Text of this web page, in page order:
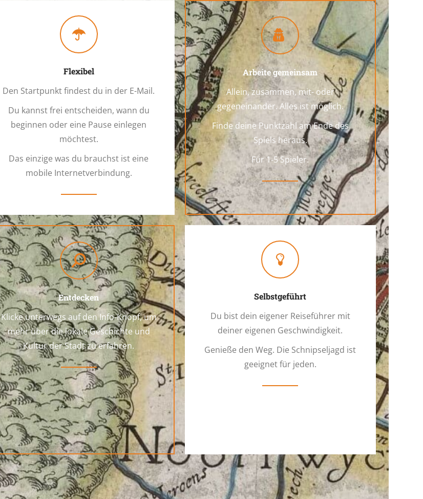
Flexibel
Den Startpunkt findest du in der E-Mail.
Du kannst frei entscheiden, wann du
beginnen oder eine Pause einlegen
möchtest.
Das einzige was du brauchst ist eine
mobile Internetverbindung.
Arbeite gemeinsam
Allein, zusammen, mit- oder
gegeneinander. Alles ist möglich.
Finde deine Punktzahl am Ende des
Spiels heraus.
Für 1-5 Spieler.
Entdecken
Klicke unterwegs auf den Info-Knopf, um
mehr über die lokale Geschichte und
Kultur der Stadt zu erfahren.
Selbstgeführt
Du bist dein eigener Reiseführer mit
deiner eigenen Geschwindigkeit.
Genieße den Weg. Die Schnipseljagd ist
geeignet für jeden.